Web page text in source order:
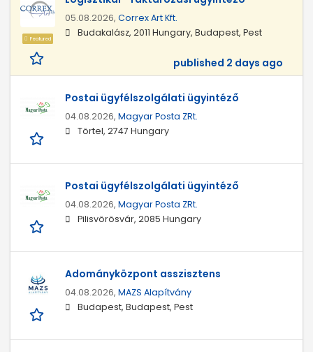
Featured
05.08.2026, Correx Art Kft.
Budakalász, 2011 Hungary, Budapest, Pest
published 2 days ago
Postai ügyfélszolgálati ügyintéző
04.08.2026, Magyar Posta ZRt.
Törtel, 2747 Hungary
Postai ügyfélszolgálati ügyintéző
04.08.2026, Magyar Posta ZRt.
Pilisvörösvár, 2085 Hungary
Adományközpont asszisztens
04.08.2026, MAZS Alapítvány
Budapest, Budapest, Pest